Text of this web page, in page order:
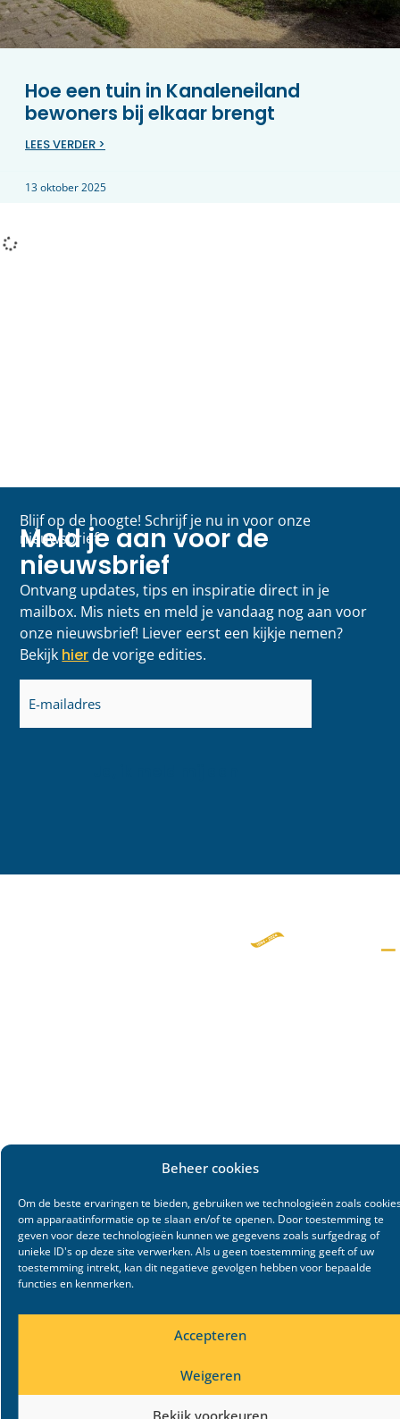
Beheer cookies
Om de beste ervaringen te bieden, gebruiken we technologieën zoals
om apparaatinformatie op te slaan en/of te openen. Door toestemming te
geven voor deze technologieën kunnen we gegevens zoals surfgedrag of
unieke ID's op deze site verwerken. Als u geen toestemming geeft of uw
toestemming intrekt, kan dit negatieve gevolgen hebben voor bepaalde
functies en kenmerken.
Accepteren
Weigeren
Bekijk voorkeuren
Hoe een tuin in Kanaleneiland
bewoners bij elkaar brengt
LEES VERDER >
13 oktober 2025
Blijf op de hoogte! Schrijf je nu in voor onze
nieuwsbrief
Meld je aan voor de
nieuwsbrief
Ontvang updates, tips en inspiratie direct in je
mailbox. Mis niets en meld je vandaag nog aan voor
onze nieuwsbrief! Liever eerst een kijkje nemen?
Bekijk hier de vorige edities.
E-
mailadres
(Vereist)